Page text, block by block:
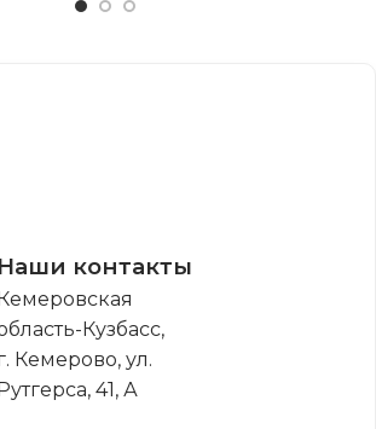
Наши контакты
Кемеровская
Кузбасс,
Кемерово, ул.
Рутгерса, 41, А